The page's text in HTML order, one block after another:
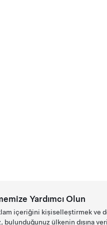
Yardımcı Olun
içeriğini kişiselleştirmek
bulunduğunuz ülkenin dışına